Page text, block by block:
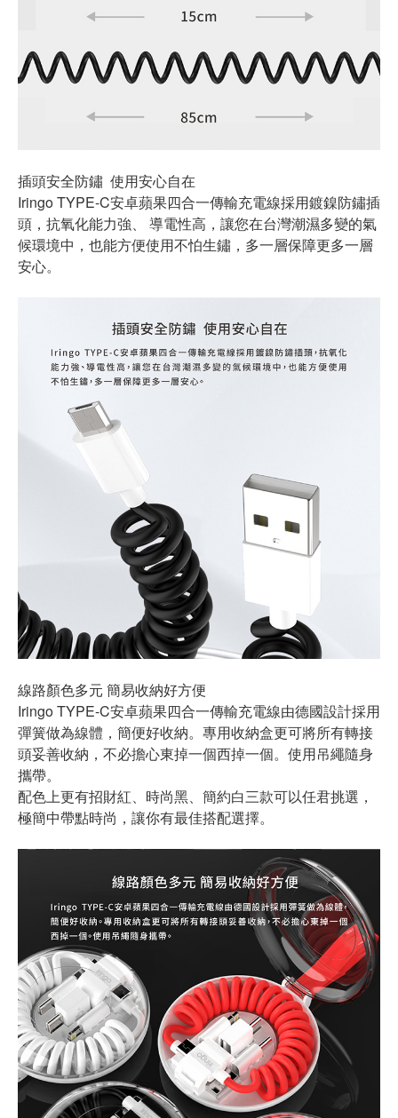
插頭安全防鏽 使用安心自在
Iringo TYPE-C安卓蘋果四合一傳輸充電線採用鍍鎳防鏽插
頭，抗氧化能力強、 導電性高，讓您在台灣潮濕多變的氣
候環境中，也能方便使用不怕生鏽，多一層保障更多一層
安心。
線路顏色多元 簡易收納好方便
Iringo TYPE-C安卓蘋果四合一傳輸充電線由德國設計採用
彈簧做為線體，簡便好收納。專用收納盒更可將所有轉接
頭妥善收納，不必擔心東掉一個西掉一個。使用吊繩隨身
攜帶。
配色上更有招財紅、時尚黑、簡約白三款可以任君挑選，
極簡中帶點時尚，讓你有最佳搭配選擇。